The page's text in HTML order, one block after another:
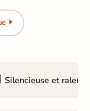
Silencieuse et